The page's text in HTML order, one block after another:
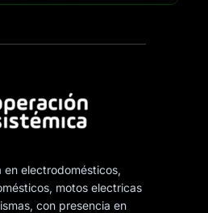
en electrodomésticos,
motos electricas
con presencia en